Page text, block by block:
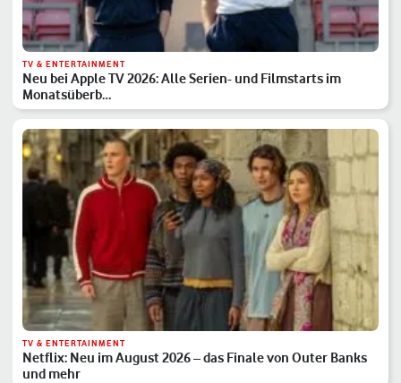
TV & ENTERTAINMENT
Neu bei Apple TV 2026: Alle Serien- und Filmstarts im
Monatsüberb…
TV & ENTERTAINMENT
Netflix: Neu im August 2026 – das Finale von Outer Banks
und mehr